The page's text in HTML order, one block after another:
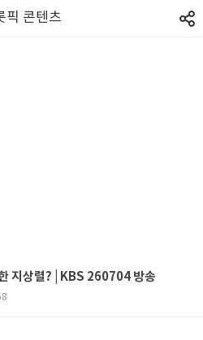
픽 콘텐츠
지상렬? | KBS 260704 방송